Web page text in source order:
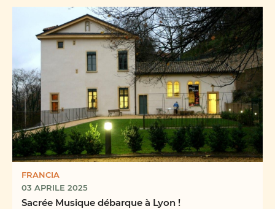
FRANCIA
03 APRILE 2025
Sacrée Musique débarque à Lyon !